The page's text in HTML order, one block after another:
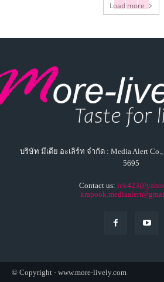
Load more
บริษัท มีเดีย อะเลิร์ท จำกัด : Media Alert
5695
Contact us:
© Copyright - www.more-lively.com